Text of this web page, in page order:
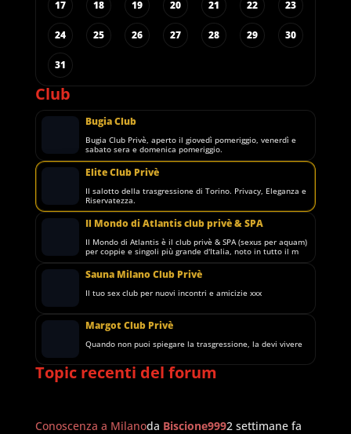
17 18 19 20 21 22 23
24 25 26 27 28 29 30
31
Club
Bugia Club
Bugia Club Privè, aperto il giovedì pomeriggio, venerdì e
sabato sera e domenica pomeriggio.
Elite Club Privè
Il salotto della trasgressione di Torino. Privacy, Eleganza e
Riservatezza.
Il Mondo di Atlantis club privè & SPA
Il Mondo di Atlantis è il club privè & SPA (sexus per aquam)
per coppie e singoli più grande d'Italia, noto in tutto il m
Sauna Milano Club Privè
Il tuo sex club per nuovi incontri e amicizie xxx
Margot Club Privè
Quando non puoi spiegare la trasgressione, la devi vivere
Topic recenti del forum
Conoscenza a Milanoda Biscione9992 settimane fa